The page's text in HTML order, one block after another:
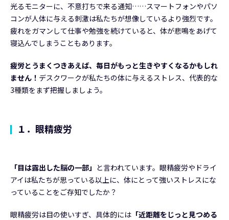
光るモニターに、不意打ちで来る通知……スマートフォンやパソ
コンが人体に与える刺激は私たちが想像しているより強烈です。
疲れをガマンして仕事や勉強を続けていると、体が悲鳴をあげて
寝込んでしまうこともあります。
疲労とうまくつきあえば、毎日がもっと生きやすくなるかもしれ
ません！ デスクワークが私たちの体に与えるストレス、代表的な
3種類をまず把握しましょう。
１．眼精疲労
「目は露出した脳の一部」 と言われています。眼精疲労やドライ
アイは私たちが思っている以上に、体にとって強いストレスにな
っていることをご存知でしたか？
眼精疲労は目の使いすぎ、具体的には 「近距離をじっと見つめる